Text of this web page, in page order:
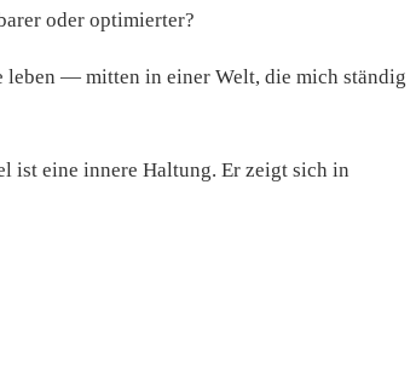
oder optimierter?
leben — mitten in einer Welt, die mich ständig
ist eine innere Haltung. Er zeigt sich in